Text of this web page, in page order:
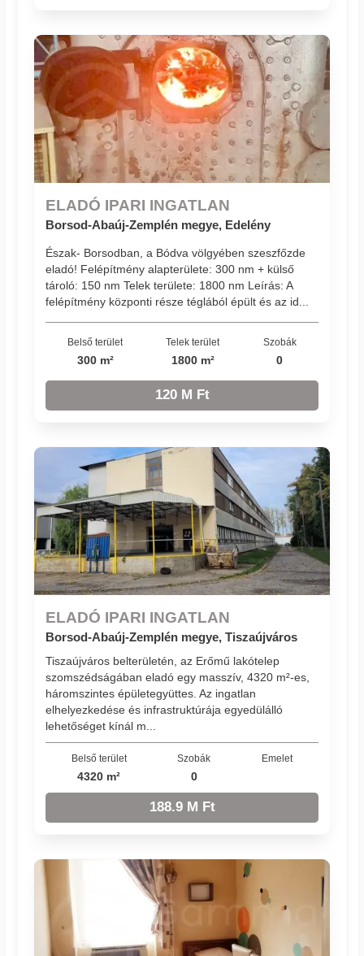
ELADÓ IPARI INGATLAN
Borsod-Abaúj-Zemplén megye, Edelény
Észak- Borsodban, a Bódva völgyében szeszfőzde
eladó! Felépítmény alapterülete: 300 nm + külső
tároló: 150 nm Telek területe: 1800 nm Leírás: A
felépítmény központi része téglából épült és az id...
Belső terület
300 m²
Telek terület
1800 m²
Szobák
0
120 M Ft
ELADÓ IPARI INGATLAN
Borsod-Abaúj-Zemplén megye, Tiszaújváros
Tiszaújváros belterületén, az Erőmű lakótelep
szomszédságában eladó egy masszív, 4320 m²-es,
háromszintes épületegyüttes. Az ingatlan
elhelyezkedése és infrastruktúrája egyedülálló
lehetőséget kínál m...
Belső terület
4320 m²
Szobák
0
Emelet
188.9 M Ft